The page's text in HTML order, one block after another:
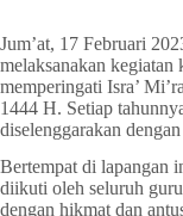
Jum’at, 17 Februari
melaksanakan kegiatan
memperingati Isra’
1444 H. Setiap
diselenggarakan
Bertempat di lapangan
diikuti oleh seluruh
dengan hikmat dan